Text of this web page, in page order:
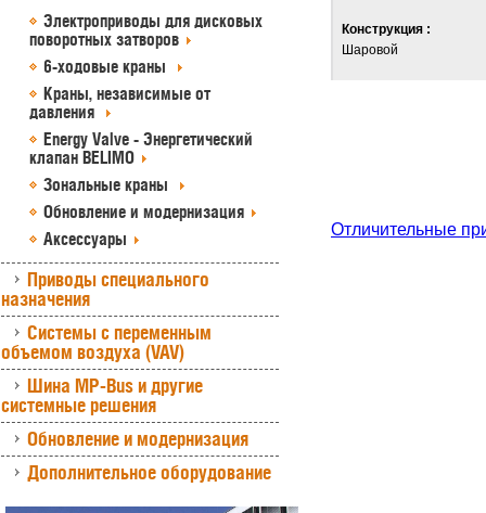
Электроприводы для дисковых
поворотных затворов
6-ходовые краны
Краны, независимые от
давления
Energy Valve - Энергетический
клапан BELIMO
Зональные краны
Обновление и модернизация
Аксессуары
Приводы специального
назначения
Системы с переменным
объемом воздуха (VAV)
Шина MP-Bus и другие
системные решения
Обновление и модернизация
Дополнительное оборудование
Конструкция :
Шаровой
Отличительные